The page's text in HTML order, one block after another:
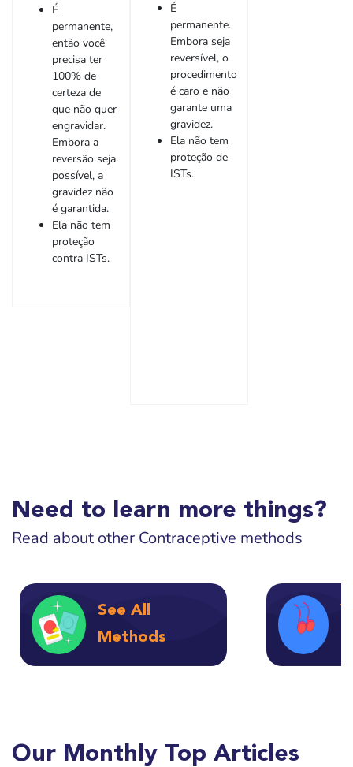
É
permanente,
então você
precisa ter
100% de
certeza de
que não quer
engravidar.
Embora a
reversão seja
possível, a
gravidez não
é garantida.
Ela não tem
proteção
contra ISTs.
É
permanente.
Embora seja
reversível, o
procedimento
é caro e não
garante uma
gravidez.
Ela não tem
proteção de
ISTs.
Need to learn more things?
Read about other Contraceptive methods
See All
Methods
Our Monthly Top Articles